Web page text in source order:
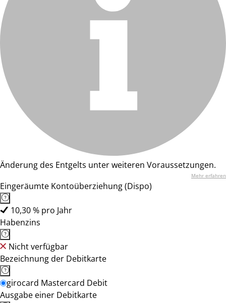
Änderung des Entgelts unter weiteren Voraussetzungen.
Mehr erfahren
Eingeräumte Kontoüberziehung (Dispo)
10,30 % pro Jahr
Habenzins
Nicht verfügbar
Bezeichnung der Debitkarte
girocard Mastercard Debit
Ausgabe einer Debitkarte